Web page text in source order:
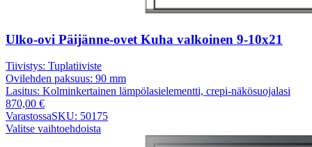
Ulko-ovi Päijänne-ovet Kuha valkoinen 9-10x21
Tiivistys: Tuplatiiviste
Ovilehden paksuus: 90 mm
Lasitus: Kolminkertainen lämpölasielementti, crepi-näkösuojalasi
870,00 €
VarastossaSKU: 50175
Valitse vaihtoehdoista